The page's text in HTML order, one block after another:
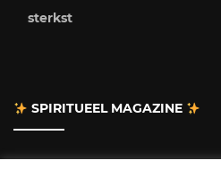
sterkst
SPIRITUEEL MAGAZINE